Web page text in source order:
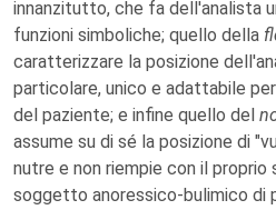
innanzitutto, che fa dell'analista
funzioni simboliche; quello della
caratterizzare la posizione
particolare, unico e adattabile
del paziente; e infine quello del
assume su di sé la posizione di
nutre e non riempie con il
soggetto anoressico-bulimico di